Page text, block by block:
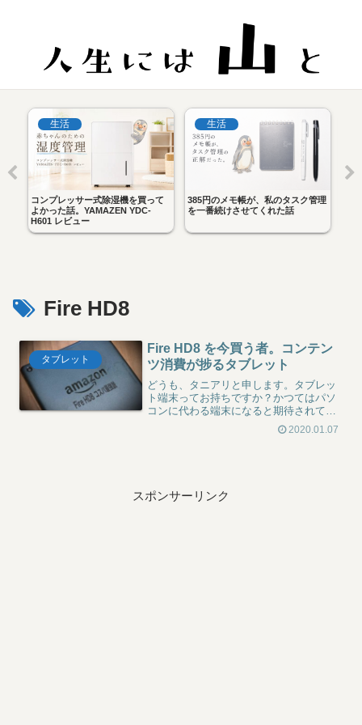
生活
コンプレッサー式除湿機を買って
よかった話。YAMAZEN YDC-
H601 レビュー
生活
385円のメモ帳が、私のタスク管理
を一番続けさせてくれた話
Fire HD8
タブレット
Fire HD8 を今買う者。コンテン
ツ消費が捗るタブレット
どうも、タニアリと申します。タブレッ
ト端末ってお持ちですか？かつてはパソ
コンに代わる端末になると期待されてい
た時代もありましたが、スマホの大型化
やコンテンツの最適化が進み、タブレッ
2020.01.07
スポンサーリンク